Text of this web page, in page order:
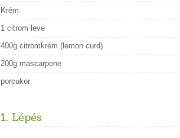
Krém:
1 citrom leve
400g citromkrém (lemon curd)
200g mascarpone
porcukor
1. Lépés